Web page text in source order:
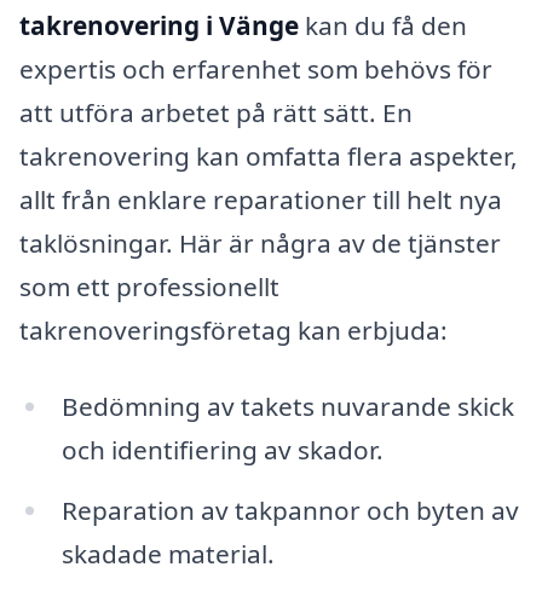
takrenovering i Vänge kan du få den
expertis och erfarenhet som behövs för
att utföra arbetet på rätt sätt. En
takrenovering kan omfatta flera aspekter,
allt från enklare reparationer till helt nya
taklösningar. Här är några av de tjänster
som ett professionellt
takrenoveringsföretag kan erbjuda:
Bedömning av takets nuvarande skick
och identifiering av skador.
Reparation av takpannor och byten av
skadade material.